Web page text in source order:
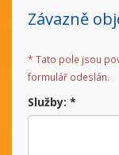
Závazně
* Tato pole jsou
formulář odeslán.
Služby: *